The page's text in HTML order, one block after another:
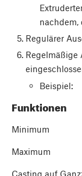
nachdem,
Regulärer
Regelmäßige
Beispiel:
Funktionen
Minimum
Maximum
Casting auf